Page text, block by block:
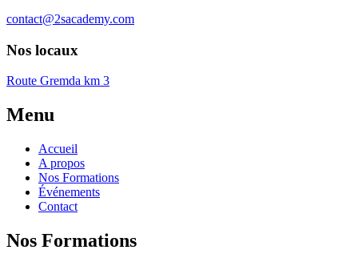
contact@2sacademy.com
Nos locaux
Route Gremda km 3
Menu
Accueil
A propos
Nos Formations
Événements
Contact
Nos Formations